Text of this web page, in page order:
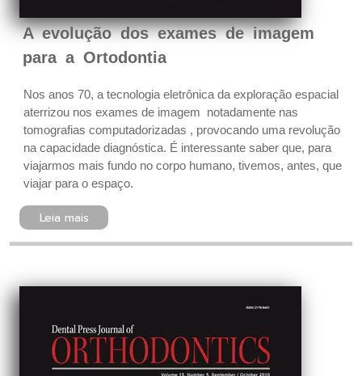
A evolução dos exames de imagem
para a Ortodontia
Nos anos 70, a tecnologia eletrônica da exploração espacial
aterrizou nos exames de imagem  notadamente nas
tomografias computadorizadas , provocando uma revolução
na capacidade diagnóstica. É interessante saber que, para
viajarmos mais fundo no corpo humano, tivemos, antes, que
viajar para o espaço.
Leia mais